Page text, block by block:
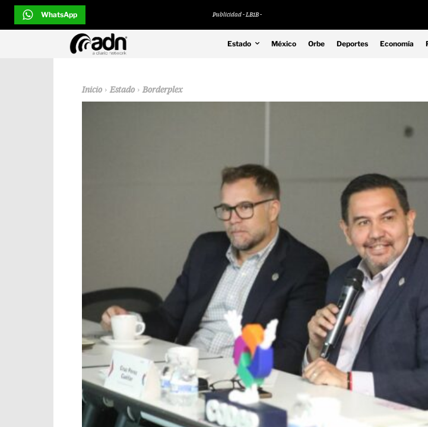
WhatsApp Publicidad - LB1B -
Estado México Orbe Deportes Economía
Inicio Estado Borderplex